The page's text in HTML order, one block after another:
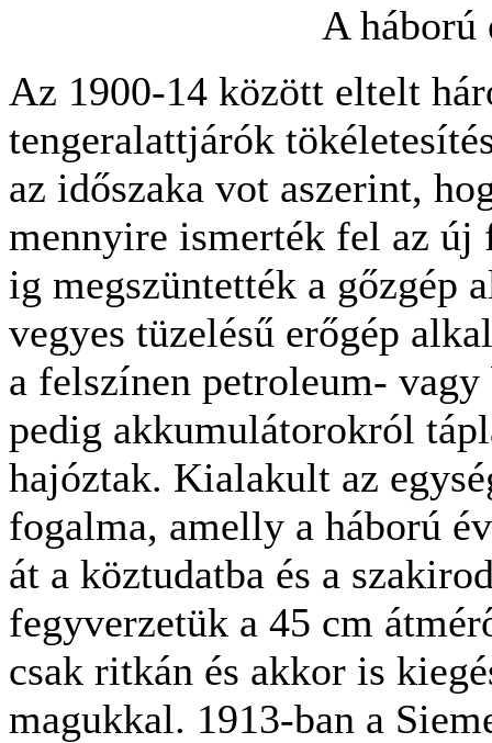
A háború
Az 1900-14 között eltelt
tengeralattjárók
az időszaka vot aszerint,
mennyire ismerték fel az új
ig megszüntették a gőzgép
vegyes tüzelésű erőgép
a felszínen petroleum-
pedig akkumulátorokról
hajóztak. Kialakult az
fogalma, amelly a háború
át a köztudatba és a
fegyverzetük a 45 cm
csak ritkán és akkor is
magukkal. 1913-ban a